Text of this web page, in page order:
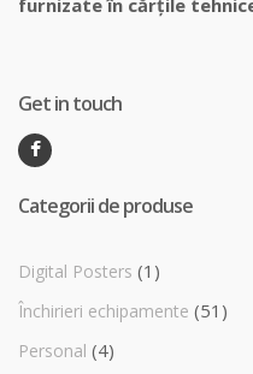
furnizate în cărțile
Get in touch
Categorii de produse
Digital Posters (1)
Închirieri echipamente (51)
Personal (4)